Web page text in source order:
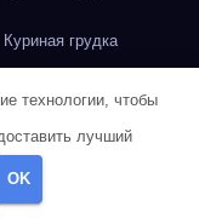
Куриная грудка
Куриное яйцо
Куриное яйцо
технологии, чтобы
лучший
OK